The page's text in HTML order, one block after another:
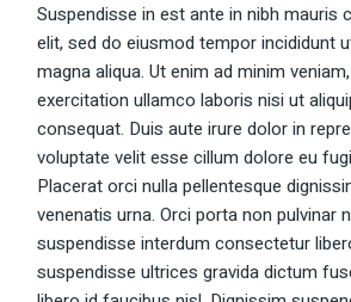
Suspendisse in est ante in nibh mauris
elit, sed do eiusmod tempor incididunt
magna aliqua. Ut enim ad minim
exercitation ullamco laboris nisi ut
consequat. Duis aute irure dolor in
voluptate velit esse cillum dolore eu
Placerat orci nulla pellentesque
venenatis urna. Orci porta non pulvinar
suspendisse interdum consectetur
suspendisse ultrices gravida dictum